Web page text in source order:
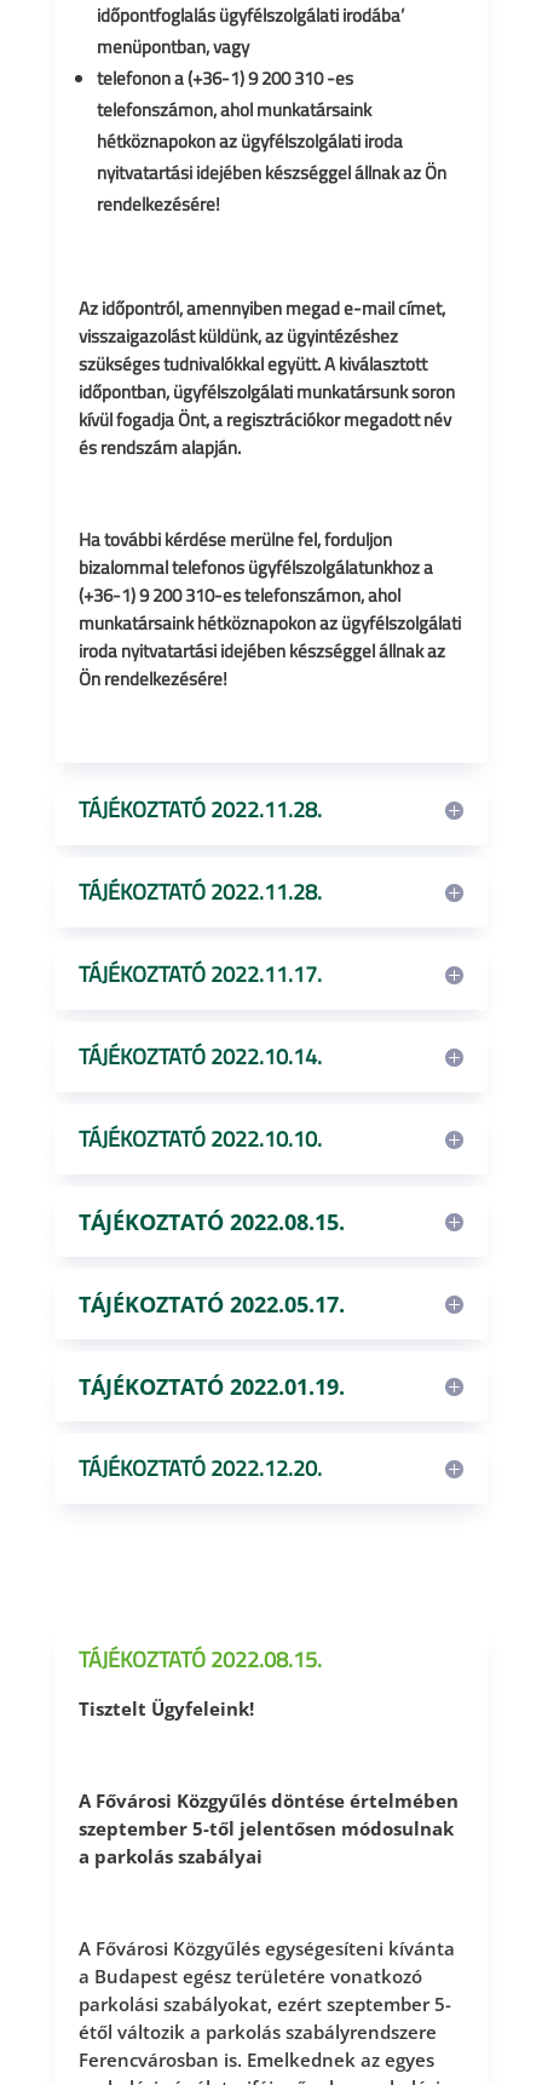
időpontfoglalás ügyfélszolgálati irodába’
menüpontban, vagy
telefonon a (+36-1) 9 200 310 -es
telefonszámon, ahol munkatársaink
hétköznapokon az ügyfélszolgálati iroda
nyitvatartási idejében készséggel állnak az Ön
rendelkezésére!
Az időpontról, amennyiben megad e-mail címet,
visszaigazolást küldünk, az ügyintézéshez
szükséges tudnivalókkal együtt. A kiválasztott
időpontban, ügyfélszolgálati munkatársunk soron
kívül fogadja Önt, a regisztrációkor megadott név
és rendszám alapján.
Ha további kérdése merülne fel, forduljon
bizalommal telefonos ügyfélszolgálatunkhoz a
(+36-1) 9 200 310-es telefonszámon, ahol
munkatársaink hétköznapokon az ügyfélszolgálati
iroda nyitvatartási idejében készséggel állnak az
Ön rendelkezésére!
TÁJÉKOZTATÓ 2022.11.28.
TÁJÉKOZTATÓ 2022.11.28.
TÁJÉKOZTATÓ 2022.11.17.
TÁJÉKOZTATÓ 2022.10.14.
TÁJÉKOZTATÓ 2022.10.10.
TÁJÉKOZTATÓ 2022.08.15.
TÁJÉKOZTATÓ 2022.05.17.
TÁJÉKOZTATÓ 2022.01.19.
TÁJÉKOZTATÓ 2022.12.20.
TÁJÉKOZTATÓ 2022.08.15.
Tisztelt Ügyfeleink!
A Fővárosi Közgyűlés döntése értelmében
szeptember 5-től jelentősen módosulnak
a parkolás szabályai
A Fővárosi Közgyűlés egységesíteni kívánta
a Budapest egész területére vonatkozó
parkolási szabályokat, ezért szeptember 5-
étől változik a parkolás szabályrendszere
Ferencvárosban is. Emelkednek az egyes